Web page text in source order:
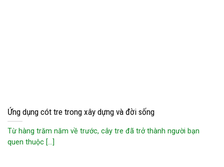
Ứng dụng cót tre trong xây dựng và đời sống
Từ hàng trăm năm về trước, cây tre đã trở thành người bạn
quen thuộc [...]